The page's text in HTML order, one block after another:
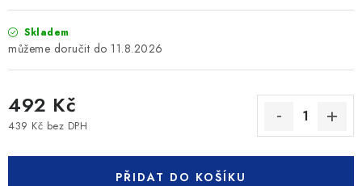
Skladem
11.8.2026
492 Kč
439 Kč bez DPH
PŘIDAT DO KOŠÍKU